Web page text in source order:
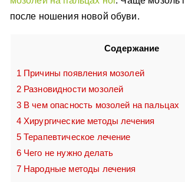
после ношения новой обуви.
Содержание
1 Причины появления мозолей
2Разновидности мозолей
3В чем опасность мозолей на пальцах
4Хирургические методы лечения
5Терапевтическое лечение
6Чего не нужно делать
7Народные методы лечения